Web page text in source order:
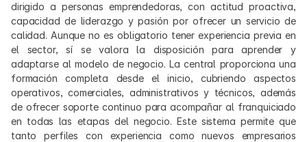
dirigido a personas emprendedoras, con actitud proactiva,
capacidad de liderazgo y pasión por ofrecer un servicio de
calidad. Aunque no es obligatorio tener experiencia previa en
el sector, sí se valora la disposición para aprender y
adaptarse al modelo de negocio. La central proporciona una
formación completa desde el inicio, cubriendo aspectos
operativos, comerciales, administrativos y técnicos, además
de ofrecer soporte continuo para acompañar al franquiciado
en todas las etapas del negocio. Este sistema permite que
tanto perfiles con experiencia como nuevos empresarios